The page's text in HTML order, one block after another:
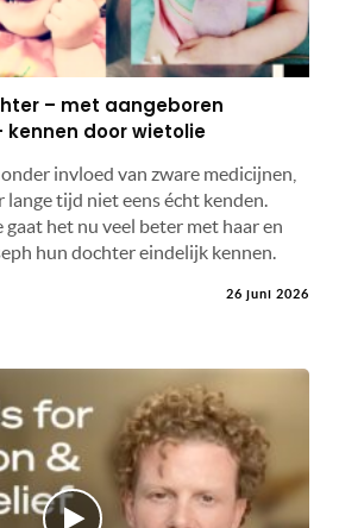
– met aangeboren
kennen door wietolie
invloed van zware medicijnen,
lange tijd niet eens écht kenden.
het nu veel beter met haar en
hun dochter eindelijk kennen.
26 juni 2026